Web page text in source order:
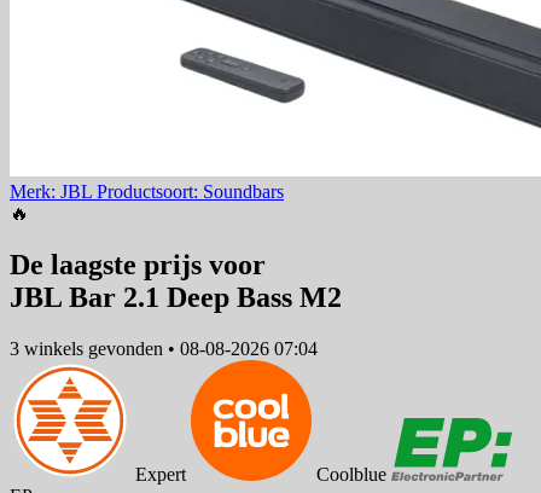
Merk: JBL Productsoort: Soundbars
🔥
De laagste prijs voor
JBL Bar 2.1 Deep Bass M2
3 winkels gevonden • 08-08-2026 07:04
Expert
Coolblue